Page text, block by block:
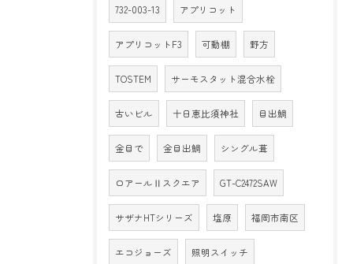
732-003-13 アプリコット
アプリコットF3 可動棚 野方
TOSTEM サーモスタット混合水栓
古いビル 十日恵比須神社 目出鯛
金目で 金目出鯛 シングル葺
ロアールⅡスクエア GT-C2472SAW
サザナHTシリーズ 塩原 福岡市南区
エコジョーズ 照明スイッチ